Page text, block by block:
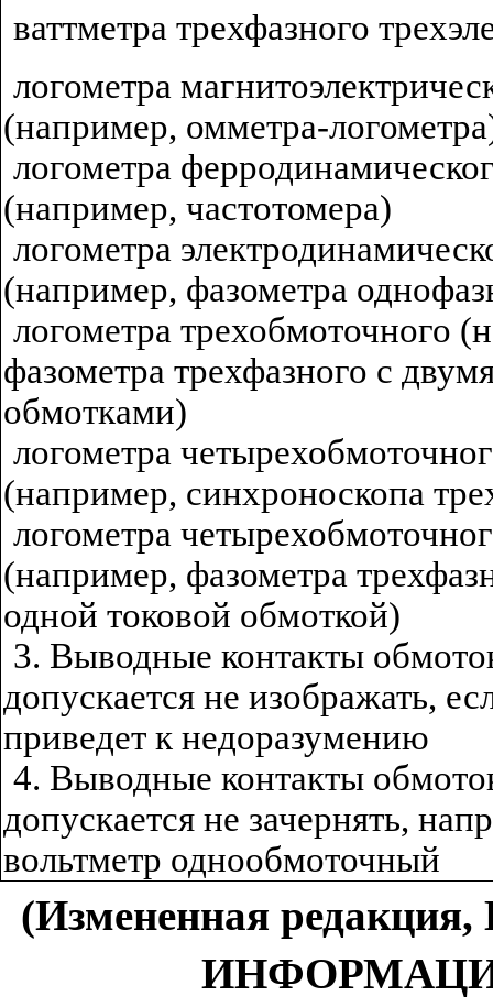
ваттметра трехфазного
логометра
(например, омметра-
логометра
(например, частотомера)
логометра
(например, фазометра
логометра трехобмоточного
фазометра трехфазного с
обмотками)
логометра
(например, синхроноскопа
логометра
(например, фазометра
одной токовой обмоткой)
3. Выводные контакты
допускается не изображать,
приведет к недоразумению
4. Выводные контакты
допускается не зачернять,
вольтметр однообмоточный
(Измененная